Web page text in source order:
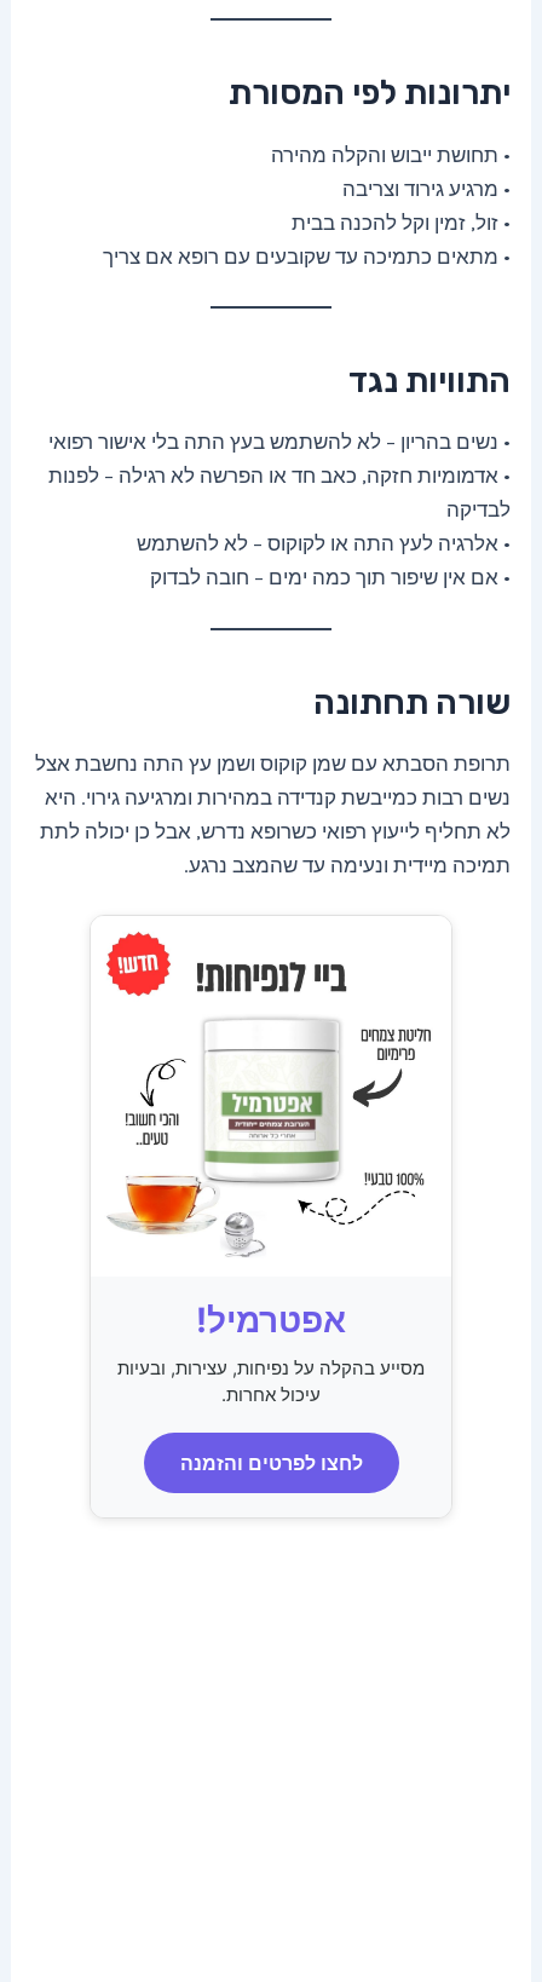
יתרונות לפי המסורת
• תחושת ייבוש והקלה מהירה
• מרגיע גירוד וצריבה
• זול, זמין וקל להכנה בבית
• מתאים כתמיכה עד שקובעים עם רופא אם צריך
התוויות נגד
• נשים בהריון – לא להשתמש בעץ התה בלי אישור רפואי
• אדמומיות חזקה, כאב חד או הפרשה לא רגילה – לפנות
לבדיקה
• אלרגיה לעץ התה או לקוקוס – לא להשתמש
• אם אין שיפור תוך כמה ימים – חובה לבדוק
שורה תחתונה
תרופת הסבתא עם שמן קוקוס ושמן עץ התה נחשבת אצל
נשים רבות כמייבשת קנדידה במהירות ומרגיעה גירוי. היא
לא תחליף לייעוץ רפואי כשרופא נדרש, אבל כן יכולה לתת
תמיכה מיידית ונעימה עד שהמצב נרגע.
אפטרמיל!
מסייע בהקלה על נפיחות, עצירות, ובעיות
עיכול אחרות.
לחצו לפרטים והזמנה